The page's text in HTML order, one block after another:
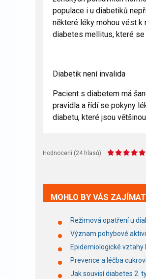
populace i u diabetiků
některé léky mohou vést k
diabetes mellitus, které
Diabetik není invalida
Pacient s diabetem má
pravidla a řídí se pokyny
diabetu, které jsou
Hodnocení (24 hlasů):
MOHLO BY VÁS ZAJÍMAT
Režimová opatření u
Význam pohybové
Epidemiologické
Prevence a léčba
Jak souvisí diabetes 2.